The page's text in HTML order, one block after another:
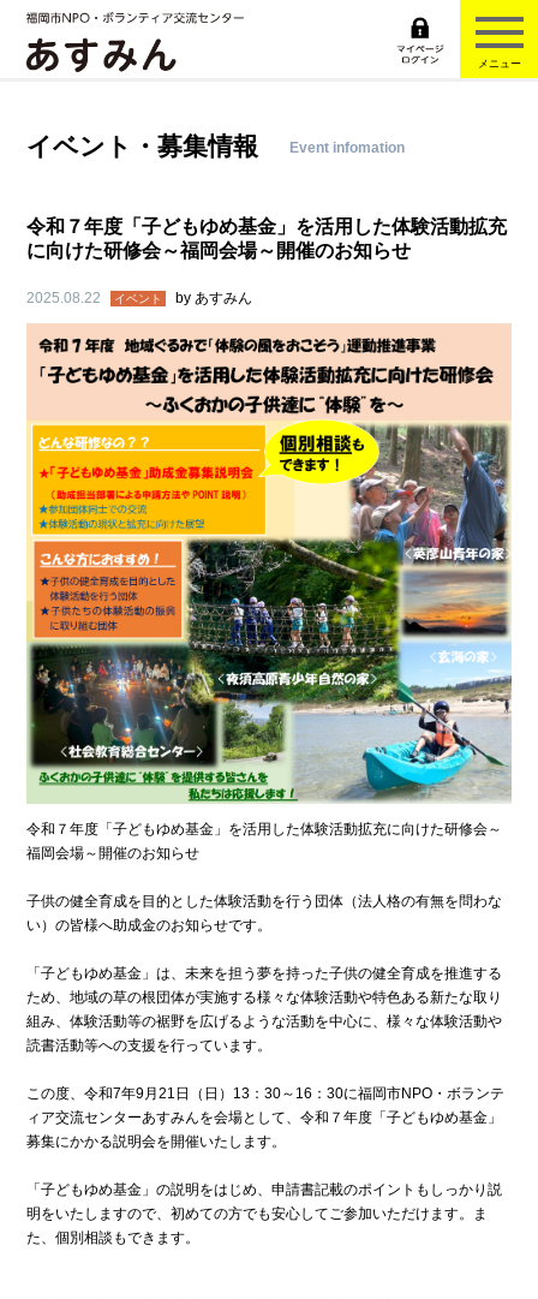
メニュー
イベント・募集情報 Event infomation
令和７年度「子どもゆめ基金」を活用した体験活動拡充
に向けた研修会～福岡会場～開催のお知らせ
2025.08.22 イベント byあすみん
令和７年度「子どもゆめ基金」を活用した体験活動拡充に向けた研修会～
福岡会場～開催のお知らせ
子供の健全育成を目的とした体験活動を行う団体（法人格の有無を問わな
い）の皆様へ助成金のお知らせです。
「子どもゆめ基金」は、未来を担う夢を持った子供の健全育成を推進する
ため、地域の草の根団体が実施する様々な体験活動や特色ある新たな取り
組み、体験活動等の裾野を広げるような活動を中心に、様々な体験活動や
読書活動等への支援を行っています。
この度、令和7年9月21日（日）13：30～16：30に福岡市NPO・ボランテ
ィア交流センターあすみんを会場として、令和７年度「子どもゆめ基金」
募集にかかる説明会を開催いたします。
「子どもゆめ基金」の説明をはじめ、申請書記載のポイントもしっかり説
明をいたしますので、初めての方でも安心してご参加いただけます。ま
た、個別相談もできます。